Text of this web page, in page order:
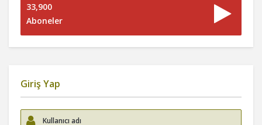
33,900
Aboneler
Giriş Yap